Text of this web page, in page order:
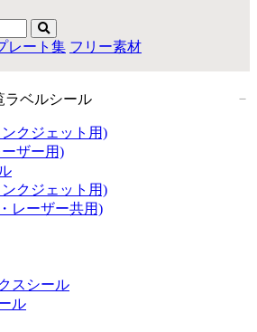
レート集 フリー素材
ラベルシール
クジェット用)
ザー用)
ンクジェット用)
レーザー共用)
スシール
ル